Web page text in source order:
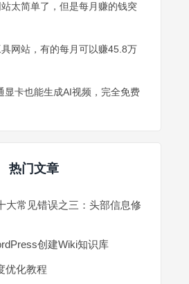
太简单了，但是每月赚的钱突
网站，有的每月可以赚45.8万
显卡也能生成AI视频，完全免费
热门文章
大常见错误之三：头部信息修
创建Wiki知识库
优化教程